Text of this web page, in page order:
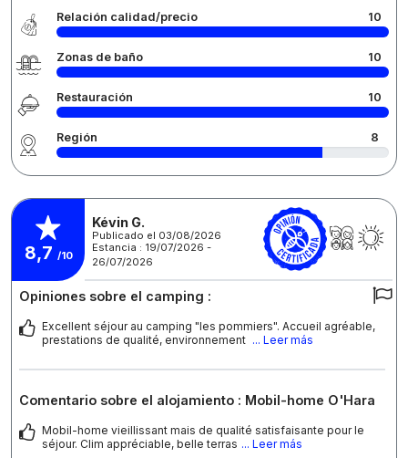
Relación calidad/precio 10
Zonas de baño 10
Restauración 10
Región 8
8,7 /10
Kévin G.
Publicado el 03/08/2026
Estancia : 19/07/2026 -
26/07/2026
Opiniones sobre el camping :
Excellent séjour au camping "les pommiers". Accueil agréable,
prestations de qualité, environnement ... Leer más
Comentario sobre el alojamiento : Mobil-home O'Hara
Mobil-home vieillissant mais de qualité satisfaisante pour le
séjour. Clim appréciable, belle terras ... Leer más